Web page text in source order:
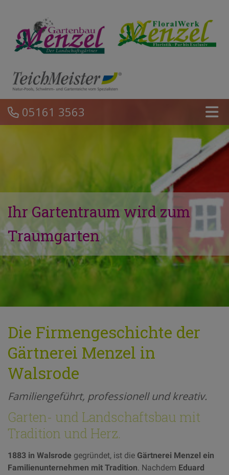
05161 3563
Ihr Gartentraum wird zum
Traumgarten
Die Firmengeschichte der
Gärtnerei Menzel in
Walsrode
Familiengeführt, professionell und kreativ.
Garten- und Landschaftsbau mit
Tradition und Herz.
1883 in Walsrode gegründet, ist die Gärtnerei Menzel ein
Familienunternehmen mit Tradition. Nachdem Eduard